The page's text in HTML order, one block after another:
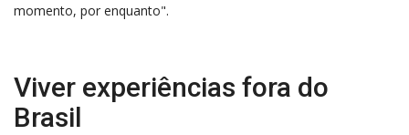
momento, por enquanto".
Viver experiências fora do
Brasil